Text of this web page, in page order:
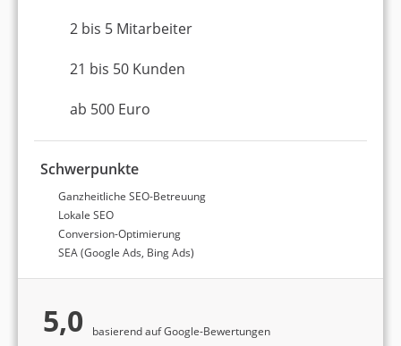
2 bis 5 Mitarbeiter
21 bis 50 Kunden
ab 500 Euro
Schwerpunkte
Ganzheitliche SEO-Betreuung
Lokale SEO
Conversion-Optimierung
SEA (Google Ads, Bing Ads)
5,0 basierend auf Google-Bewertungen